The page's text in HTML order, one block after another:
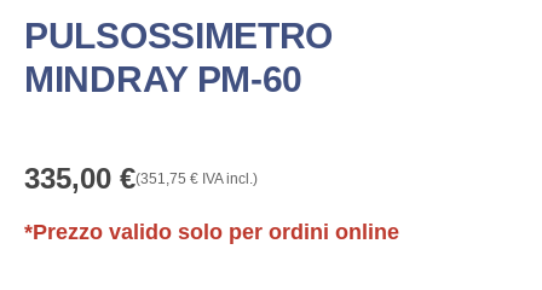
PULSOSSIMETRO
MINDRAY PM-60
335,00 €(351,75 € IVA incl.)
*Prezzo valido solo per ordini online